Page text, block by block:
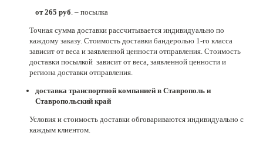
Бисер TOHO
Нетемнеющая фурнитура
Всё для вышивки
Проволока
Натуральные камни
Каталог
Новинки!
от 265 руб. – посылка
Точная сумма доставки рассчитывается индивидуально по
каждому заказу. Стоимость доставки бандеролью 1-го класса
зависит от веса и заявленной ценности отправления. Стоимость
доставки посылкой зависит от веса, заявленной ценности и
региона доставки отправления.
доставка транспортной компанией в Ставрополь и
Ставропольский край
Условия и стоимость доставки обговариваются индивидуально с
каждым клиентом.